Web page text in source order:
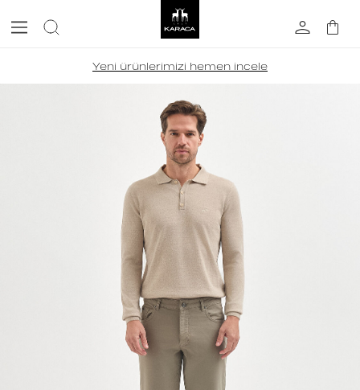
Yeni ürünlerimizi hemen incele